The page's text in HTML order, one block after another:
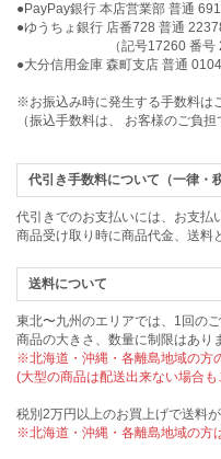
●PayPay銀行 本店営業部 普通
●ゆうちょ銀行 店番728 普通
（記号17260 番号
●大分信用金庫 森町支店 普通
※お振込み時に発生する手数料は
（振込手数料は、 お客様のご負担
代引き手数料について（一律・
代引きでのお支払いには、お支払
商品受け取り時に商品代金、送料
送料について
東北〜九州のエリアでは、1回の
商品の大きさ、数量に制限はあり
※北海道・沖縄・各離島地域の方
(大型の商品は配送出来ない場合
税別2万円以上のお買上げで送料が
※北海道・沖縄・各離島地域の方